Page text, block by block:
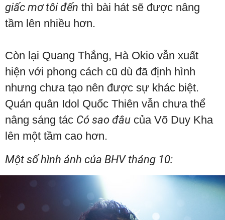
giấc mơ tôi đến thì bài hát sẽ được nâng
tầm lên nhiều hơn.
Còn lại Quang Thắng, Hà Okio vẫn xuất
hiện với phong cách cũ dù đã định hình
nhưng chưa tạo nên được sự khác biệt.
Quán quân Idol Quốc Thiên vẫn chưa thể
nâng sáng tác Có sao đâu của Võ Duy Kha
lên một tầm cao hơn.
Một số hình ảnh của BHV tháng 10: